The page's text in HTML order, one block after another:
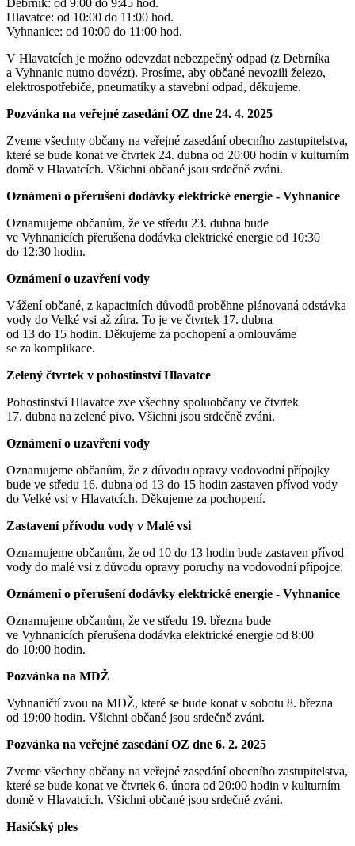
Debrník: od 9:00 do 9:45 hod.
Hlavatce: od 10:00 do 11:00 hod.
Vyhnanice: od 10:00 do 11:00 hod.
V Hlavatcích je možno odevzdat nebezpečný odpad (z Debrníka
a Vyhnanic nutno dovézt). Prosíme, aby občané nevozili železo,
elektrospotřebiče, pneumatiky a stavební odpad, děkujeme.
Pozvánka na veřejné zasedání OZ dne 24. 4. 2025
Zveme všechny občany na veřejné zasedání obecního zastupitelstva,
které se bude konat ve čtvrtek 24. dubna od 20:00 hodin v kulturním
domě v Hlavatcích. Všichni občané jsou srdečně zváni.
Oznámení o přerušení dodávky elektrické energie - Vyhnanice
Oznamujeme občanům, že ve středu 23. dubna bude
ve Vyhnanicích přerušena dodávka elektrické energie od 10:30
do 12:30 hodin.
Oznámení o uzavření vody
Vážení občané, z kapacitních důvodů proběhne plánovaná odstávka
vody do Velké vsi až zítra. To je ve čtvrtek 17. dubna
od 13 do 15 hodin. Děkujeme za pochopení a omlouváme
se za komplikace.
Zelený čtvrtek v pohostinství Hlavatce
Pohostinství Hlavatce zve všechny spoluobčany ve čtvrtek
17. dubna na zelené pivo. Všichni jsou srdečně zváni.
Oznámení o uzavření vody
Oznamujeme občanům, že z důvodu opravy vodovodní přípojky
bude ve středu 16. dubna od 13 do 15 hodin zastaven přívod vody
do Velké vsi v Hlavatcích. Děkujeme za pochopení.
Zastavení přívodu vody v Malé vsi
Oznamujeme občanům, že od 10 do 13 hodin bude zastaven přívod
vody do malé vsi z důvodu opravy poruchy na vodovodní přípojce.
Oznámení o přerušení dodávky elektrické energie - Vyhnanice
Oznamujeme občanům, že ve středu 19. března bude
ve Vyhnanicích přerušena dodávka elektrické energie od 8:00
do 10:00 hodin.
Pozvánka na MDŽ
Vyhnaničtí zvou na MDŽ, které se bude konat v sobotu 8. března
od 19:00 hodin. Všichni občané jsou srdečně zváni.
Pozvánka na veřejné zasedání OZ dne 6. 2. 2025
Zveme všechny občany na veřejné zasedání obecního zastupitelstva,
které se bude konat ve čtvrtek 6. února od 20:00 hodin v kulturním
domě v Hlavatcích. Všichni občané jsou srdečně zváni.
Hasičský ples